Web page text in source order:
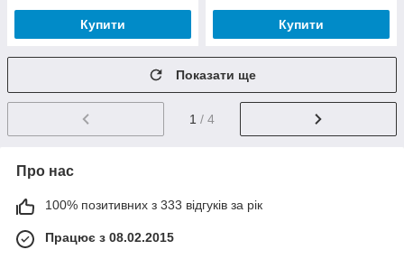
Купити Купити
Показати ще
1 / 4
Про нас
100% позитивних з 333 відгуків за рік
Працює з 08.02.2015